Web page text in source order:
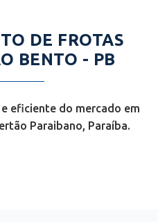
DE FROTAS
BENTO - PB
eficiente do mercado em
Paraibano, Paraíba.